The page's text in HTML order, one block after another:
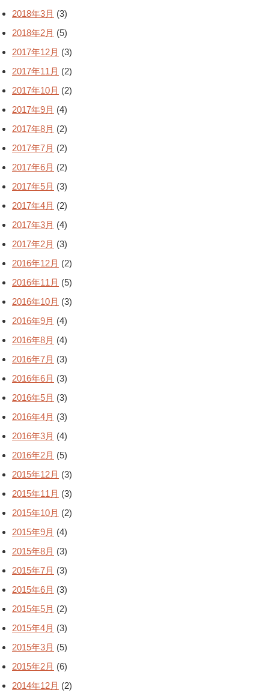
2018年3月 (3)
2018年2月 (5)
2017年12月 (3)
2017年11月 (2)
2017年10月 (2)
2017年9月 (4)
2017年8月 (2)
2017年7月 (2)
2017年6月 (2)
2017年5月 (3)
2017年4月 (2)
2017年3月 (4)
2017年2月 (3)
2016年12月 (2)
2016年11月 (5)
2016年10月 (3)
2016年9月 (4)
2016年8月 (4)
2016年7月 (3)
2016年6月 (3)
2016年5月 (3)
2016年4月 (3)
2016年3月 (4)
2016年2月 (5)
2015年12月 (3)
2015年11月 (3)
2015年10月 (2)
2015年9月 (4)
2015年8月 (3)
2015年7月 (3)
2015年6月 (3)
2015年5月 (2)
2015年4月 (3)
2015年3月 (5)
2015年2月 (6)
2014年12月 (2)